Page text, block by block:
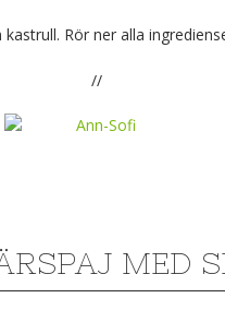
Rör ner alla
//
MED